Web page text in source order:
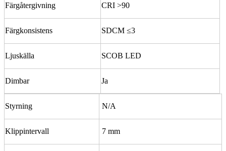
Färgåtergivning CRI >90
Färgkonsistens SDCM ≤3
Ljuskälla SCOB LED
Dimbar Ja
Styrning N/A
Klippintervall 7 mm